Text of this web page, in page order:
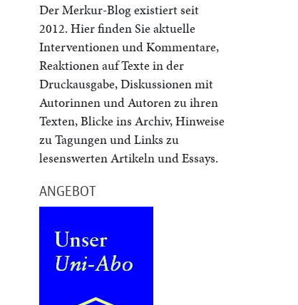
Der Merkur-Blog existiert seit
2012. Hier finden Sie aktuelle
Interventionen und Kommentare,
Reaktionen auf Texte in der
Druckausgabe, Diskussionen mit
Autorinnen und Autoren zu ihren
Texten, Blicke ins Archiv, Hinweise
zu Tagungen und Links zu
lesenswerten Artikeln und Essays.
ANGEBOT